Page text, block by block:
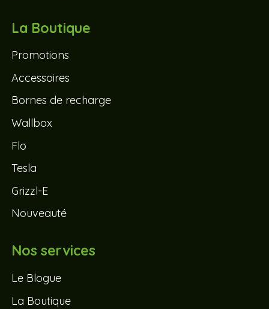
La Boutique
Promotions
Accessoires
Bornes de recharge
Wallbox
Flo
Tesla
Grizzl-E
Nouveauté
Nos services
Le Blogue
La Boutique